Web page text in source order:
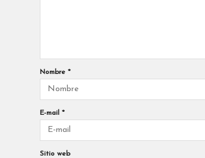
Nombre *
E-mail *
Sitio web